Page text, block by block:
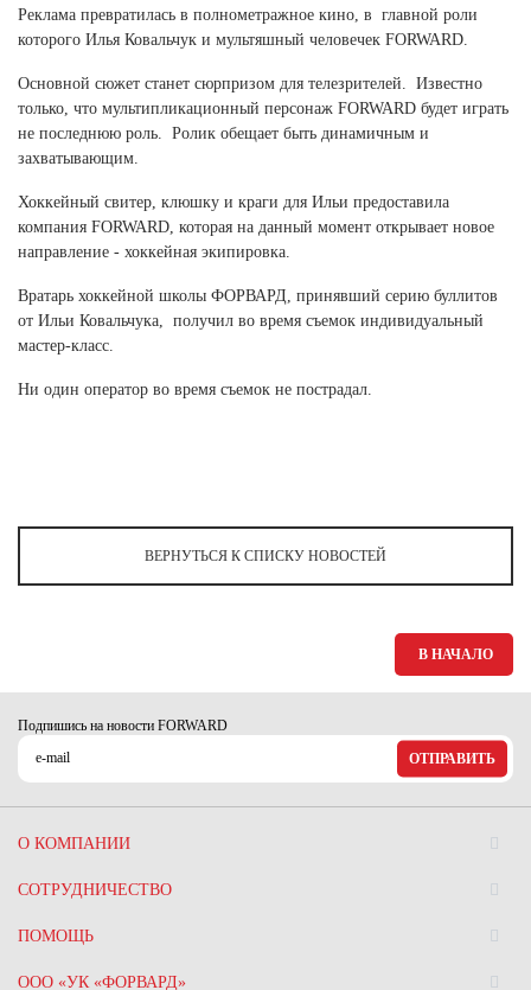
Ямало-Ненецкий автономный округ (1)
Ярославская область (1)
Реклама превратилась в полнометражное кино, в главной роли
которого Илья Ковальчук и мультяшный человечек FORWARD.
Основной сюжет станет сюрпризом для телезрителей. Известно
только, что мультипликационный персонаж FORWARD будет играть
не последнюю роль. Ролик обещает быть динамичным и
захватывающим.
Хоккейный свитер, клюшку и краги для Ильи предоставила
компания FORWARD, которая на данный момент открывает новое
направление - хоккейная экипировка.
Вратарь хоккейной школы ФОРВАРД, принявший серию буллитов
от Ильи Ковальчука, получил во время съемок индивидуальный
мастер-класс.
Ни один оператор во время съемок не пострадал.
ВЕРНУТЬСЯ К СПИСКУ НОВОСТЕЙ
В НАЧАЛО
Подпишись на новости FORWARD
ОТПРАВИТЬ
О КОМПАНИИ
СОТРУДНИЧЕСТВО
ПОМОЩЬ
ООО «УК «ФОРВАРД»